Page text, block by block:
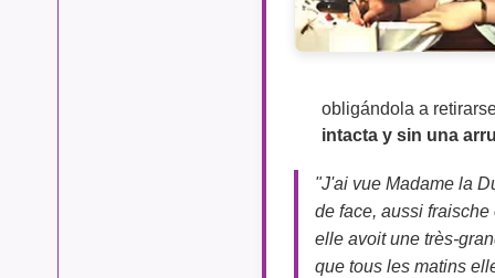
obligándola a
intacta y sin una
"J'ai vue Madame la
de face, aussi
elle avoit une très-
que tous les matins